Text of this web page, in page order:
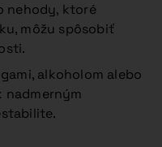
nehody, ktoré
môžu spôsobiť
alkoholom alebo
nadmerným